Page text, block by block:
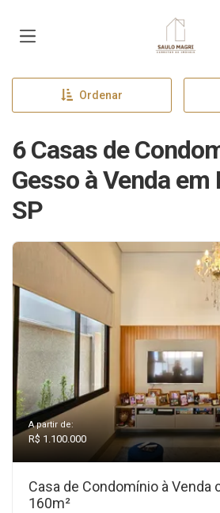
Página
Ordenar
6 Casas de
Gesso à Venda
SP
A partir de:
R$ 1.100.000
Casa de Condomínio à Venda
160m²